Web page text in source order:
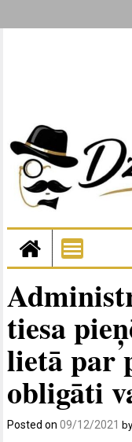
tiesa
lietā par
obligāti
Posted on09/12/2021 by